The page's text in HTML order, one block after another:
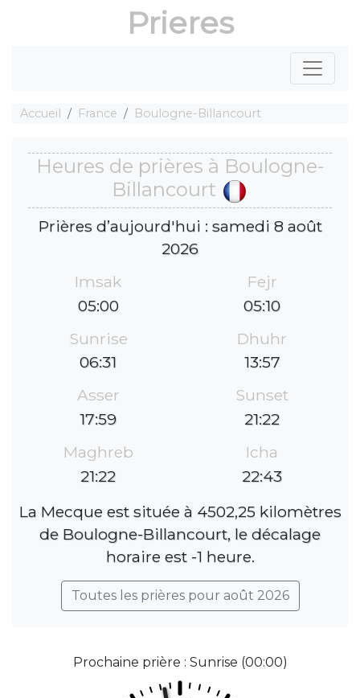
Prieres
Accueil France Boulogne-Billancourt
Heures de prières à Boulogne-
Billancourt
Prières d’aujourd'hui : samedi 8 août
2026
Imsak
05:00
Fejr
05:10
Sunrise
06:31
Dhuhr
13:57
Asser
17:59
Sunset
21:22
Maghreb
21:22
Icha
22:43
La Mecque est située à 4502,25 kilomètres
de Boulogne-Billancourt, le décalage
horaire est -1 heure.
Toutes les prières pour août 2026
Prochaine prière : Sunrise (00:00)